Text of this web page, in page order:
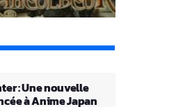
: Une nouvelle
à Anime Japan